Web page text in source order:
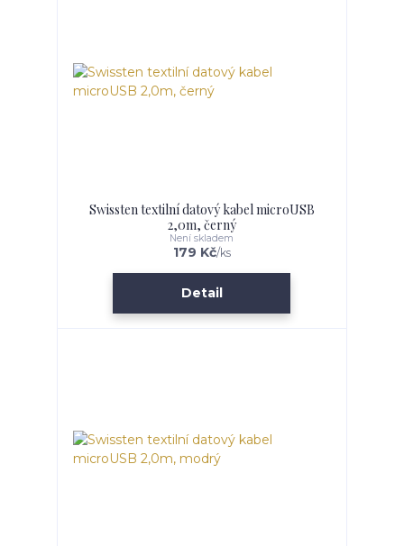
Swissten textilní datový kabel microUSB
2,0m, černý
179 Kč/ks
Není skladem
Detail